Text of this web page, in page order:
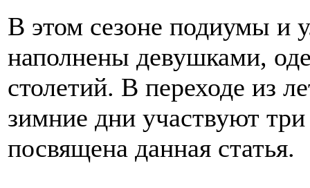
В этом сезоне подиумы и
наполнены девушками,
столетий. В переходе из
зимние дни участвуют
посвящена данная статья.